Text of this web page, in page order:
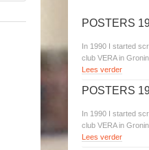
POSTERS
In 1990 I started
club VERA in
Lees verder
POSTERS
In 1990 I started
club VERA in
Lees verder